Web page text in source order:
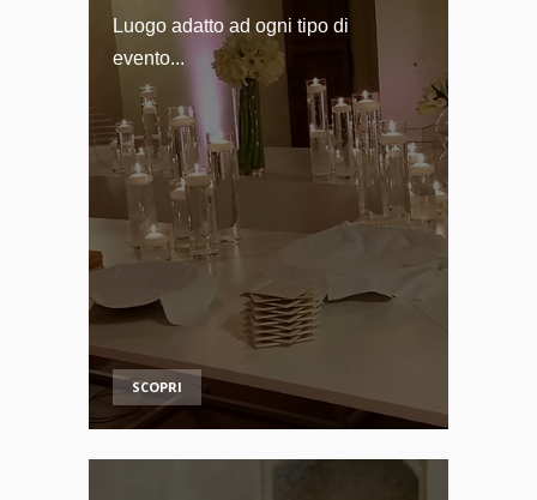
Luogo adatto ad ogni tipo di
evento...
SCOPRI